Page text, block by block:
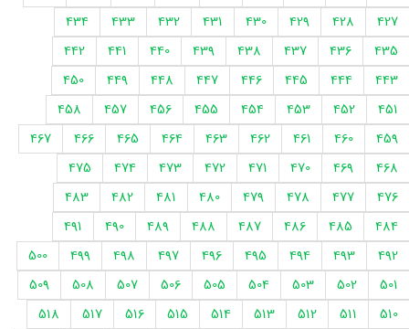
427
428
429
430
431
432
433
434
435
436
437
438
439
440
441
442
443
444
445
446
447
448
449
450
451
452
453
454
455
456
457
458
459
460
461
462
463
464
465
466
467
468
469
470
471
472
473
474
475
476
477
478
479
480
481
482
483
484
485
486
487
488
489
490
491
492
493
494
495
496
497
498
499
500
501
502
503
504
505
506
507
508
509
510
511
512
513
514
515
516
517
518